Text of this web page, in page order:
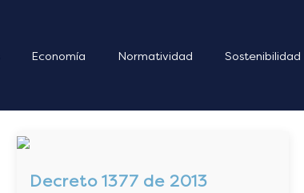
Economía Normatividad Sostenibilidad
Decreto 1377 de 2013